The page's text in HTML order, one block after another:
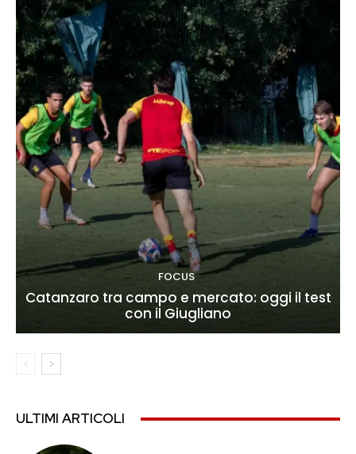
FOCUS
Catanzaro tra campo e mercato: oggi il test
con il Giugliano
ULTIMI ARTICOLI